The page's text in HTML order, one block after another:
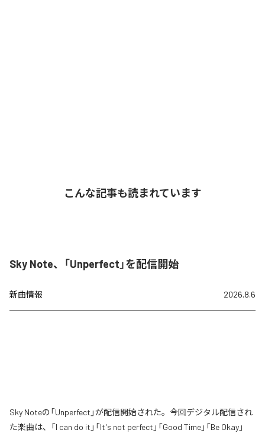
こんな記事も読まれています
Sky Note、「Unperfect」を配信開始
新曲情報 2026.8.6
Sky Noteの「Unperfect」が配信開始された。今回デジタル配信され
た楽曲は、「I can do it」「It's not perfect」「Good Time」「Be Okay」